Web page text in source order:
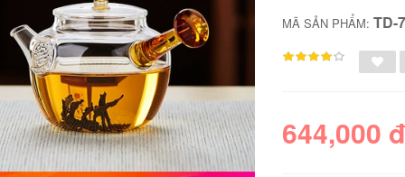
MÃ SẢN PHẨM:TD-
644,000 đ